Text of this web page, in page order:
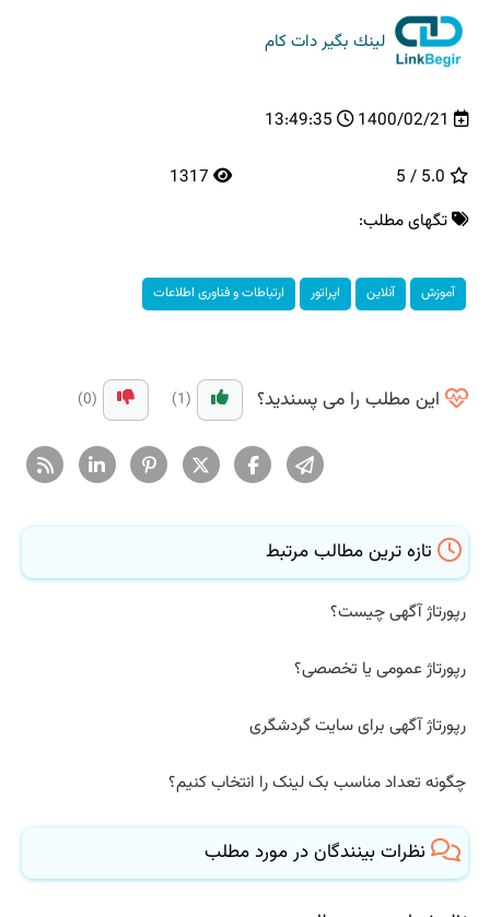
لینك بگیر دات كام
1400/02/21
13:49:35
تگهای مطلب:
آموزش آنلاین اپراتور ارتباطات و فناوری اطلاعات
این مطلب را می پسندید؟ (1)
(0)
تازه ترین مطالب مرتبط
رپورتاژ آگهی چیست؟
رپورتاژ عمومی یا تخصصی؟
رپورتاژ آگهی برای سایت گردشگری
چگونه تعداد مناسب بک لینک را انتخاب کنیم؟
نظرات بینندگان در مورد مطلب